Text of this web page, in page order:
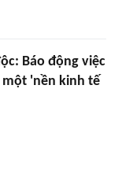
Báo động việc
'nền kinh tế